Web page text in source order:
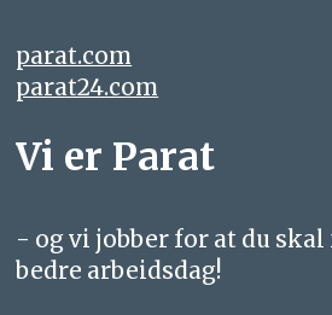
parat.com
parat24.com
Vi er Parat
- og vi jobber for at du skal
bedre arbeidsdag!